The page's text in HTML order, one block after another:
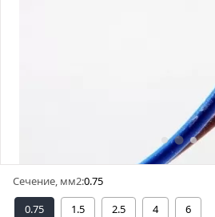
Сечение, мм2:0.75
0.75
1.5 2.5 4 6